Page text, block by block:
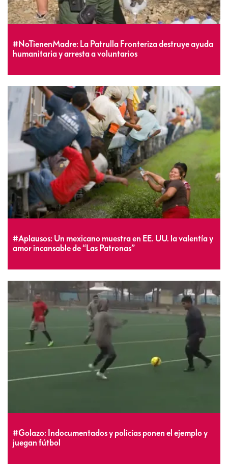
#NoTienenMadre: La Patrulla Fronteriza destruye ayuda
humanitaria y arresta a voluntarios
#Aplausos: Un mexicano muestra en EE. UU. la valentía y
amor incansable de “Las Patronas”
#Golazo: Indocumentados y policías ponen el ejemplo y
juegan fútbol